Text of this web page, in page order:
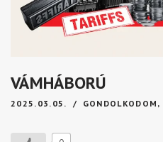
VÁMHÁBORÚ
2025.03.05. GONDOLKODOM ,